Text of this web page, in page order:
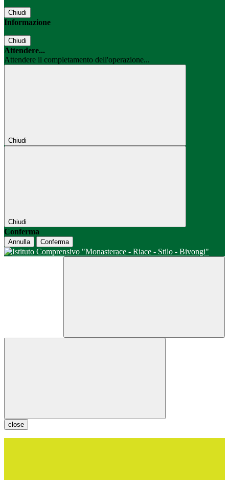
Chiudi
Informazione
Chiudi
Attendere...
Attendere il completamento dell'operazione...
Chiudi
Chiudi
Conferma
Annulla Conferma
close